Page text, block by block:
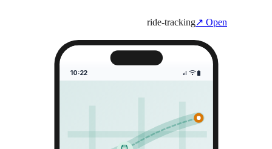
ride-tracking↗ Open